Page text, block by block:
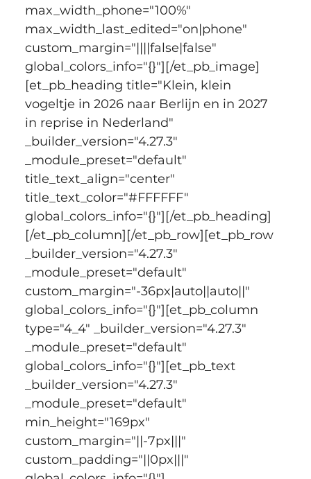
max_width_phone="100%"
max_width_last_edited="on|phone"
custom_margin="||||false|false"
global_colors_info="{}"][/et_pb_image]
[et_pb_heading title="Klein, klein
vogeltje in 2026 naar Berlijn en in 2027
in reprise in Nederland"
_builder_version="4.27.3"
_module_preset="default"
title_text_align="center"
title_text_color="#FFFFFF"
global_colors_info="{}"][/et_pb_heading]
[/et_pb_column][/et_pb_row][et_pb_row
_builder_version="4.27.3"
_module_preset="default"
custom_margin="-36px|auto||auto||"
global_colors_info="{}"][et_pb_column
type="4_4" _builder_version="4.27.3"
_module_preset="default"
global_colors_info="{}"][et_pb_text
_builder_version="4.27.3"
_module_preset="default"
min_height="169px"
custom_margin="||-7px|||"
custom_padding="||0px|||"